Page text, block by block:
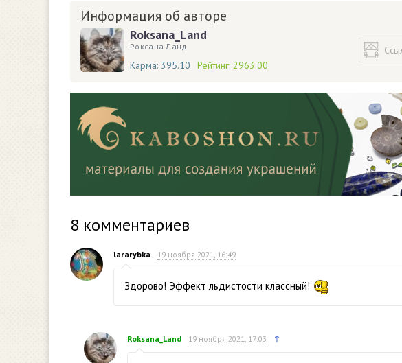
Информация об авторе
Roksana_Land
Роксана Ланд
Карма: 395.10 Рейтинг: 2963.00
8 комментариев
lararybka 19 ноября 2021, 16:49
Здорово! Эффект льдистости классный!
Roksana_Land 19 ноября 2021, 17:03 ↑